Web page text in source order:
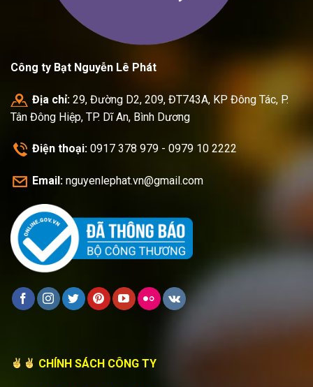
Công ty Bạt Nguyễn Lê Phát
Địa chỉ: 29, Đường D2, 209, ĐT743A, KP Đông Tác, P.
Tân Đông Hiệp, TP. Dĩ An, Bình Dương
Điện thoại: 0917 378 979 - 0979 10 2222
Email: nguyenlephat.vn@gmail.com
CHÍNH SÁCH CÔNG TY